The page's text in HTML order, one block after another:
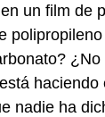
un film de
haciendo
nadie ha